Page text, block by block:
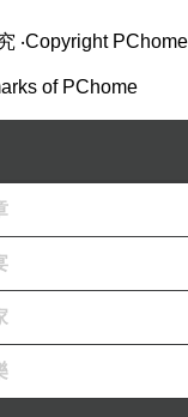
‧Copyright PChome
of PChome